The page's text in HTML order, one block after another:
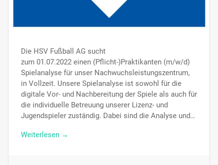
Die HSV Fußball AG sucht
zum 01.07.2022 einen (Pflicht-)Praktikanten (m/w/d)
Spielanalyse für unser Nachwuchsleistungszentrum,
in Vollzeit. Unsere Spielanalyse ist sowohl für die
digitale Vor- und Nachbereitung der Spiele als auch für
die individuelle Betreuung unserer Lizenz- und
Jugendspieler zuständig. Dabei sind die Analyse und…
Weiterlesen →